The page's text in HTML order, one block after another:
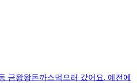
금왕왕돈까스먹으러 갔어요. 예전에